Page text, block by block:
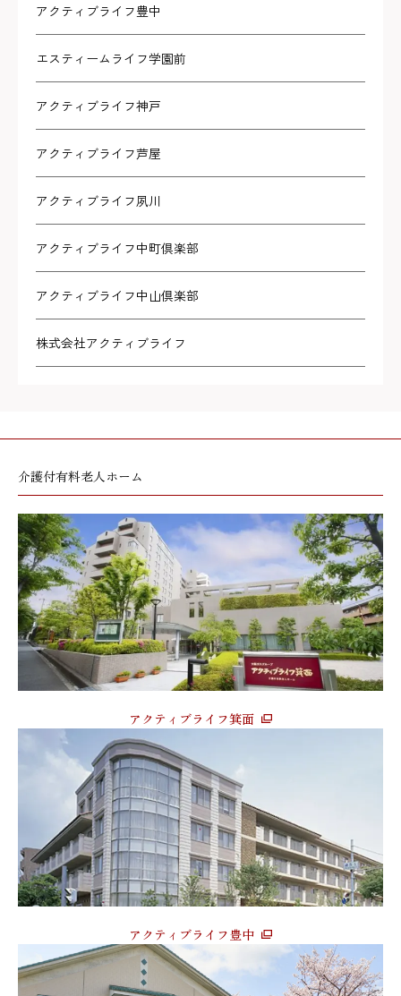
アクティブライフ豊中
エスティームライフ学園前
アクティブライフ神戸
アクティブライフ芦屋
アクティブライフ夙川
アクティブライフ中町倶楽部
アクティブライフ中山倶楽部
株式会社アクティブライフ
介護付有料老人ホーム
アクティブライフ箕面
アクティブライフ豊中